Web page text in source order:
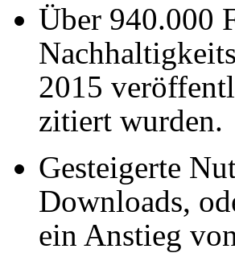
Über 940.000
2015
zitiert wurden.
Gesteigerte
Downloads,
ein Anstieg